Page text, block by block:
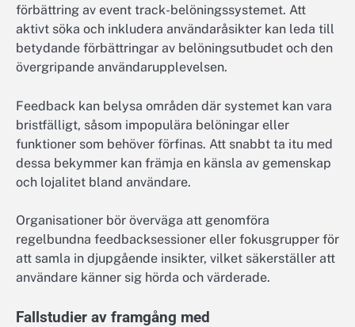
förbättring av event track-belöningssystemet. Att
aktivt söka och inkludera användaråsikter kan leda till
betydande förbättringar av belöningsutbudet och den
övergripande användarupplevelsen.
Feedback kan belysa områden där systemet kan vara
bristfälligt, såsom impopulära belöningar eller
funktioner som behöver förfinas. Att snabbt ta itu med
dessa bekymmer kan främja en känsla av gemenskap
och lojalitet bland användare.
Organisationer bör överväga att genomföra
regelbundna feedbacksessioner eller fokusgrupper för
att samla in djupgående insikter, vilket säkerställer att
användare känner sig hörda och värderade.
Fallstudier av framgång med